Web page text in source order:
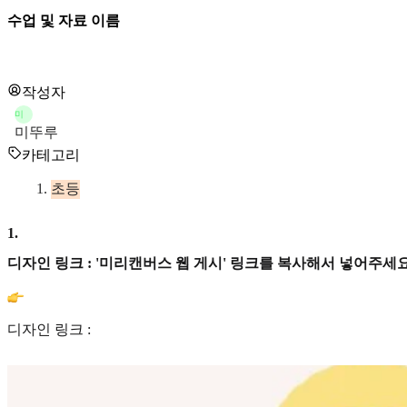
수업 및 자료 이름
작성자
미
미뚜루
카테고리
초등
1.
디자인 링크 : '미리캔버스 웹 게시' 링크를 복사해서 넣어주세
디자인 링크 :